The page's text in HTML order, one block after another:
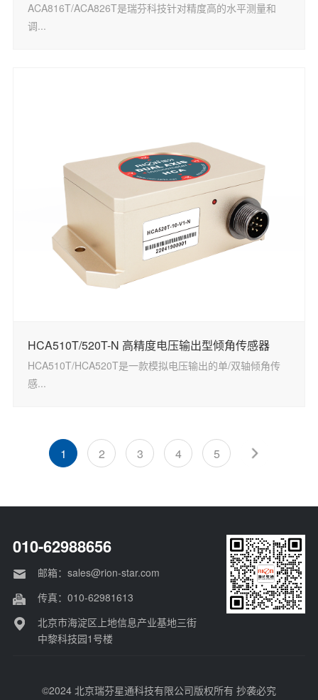
ACA816T/ACA826T是瑞芬科技针对精度高的水平测量和
调...
HCA510T/520T-N 高精度电压输出型倾角传感器
HCA510T/HCA520T是一款模拟电压输出的单/双轴倾角传
感...
1 2 3 4 5
010-62988656
邮箱：sales@rion-star.com
传真：010-62981613
北京市海淀区上地信息产业基地三街
中黎科技园1号楼
©2024 北京瑞芬星通科技有限公司版权所有 抄袭必究